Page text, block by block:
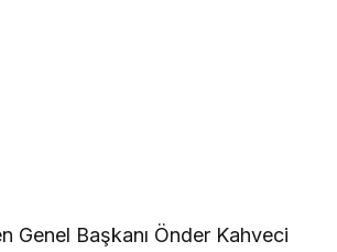
Genel Başkanı Önder Kahveci